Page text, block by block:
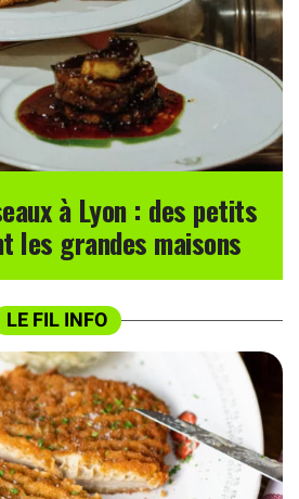
à Lyon : des petits
les grandes maisons
LE FIL INFO